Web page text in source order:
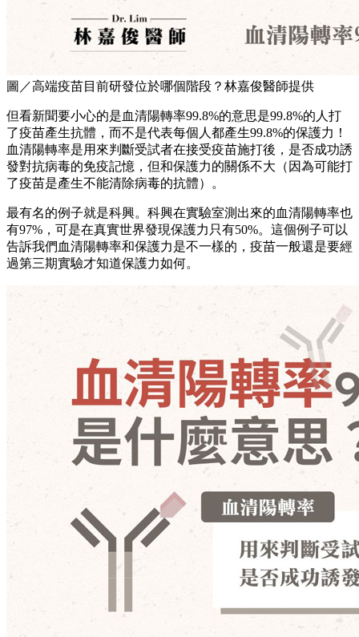
圖／高端疫苗目前研發位於哪個階段？林嘉俊醫師提供
但看新聞要小心的是血清陽轉率99.8%的意思是99.8%的人打
了疫苗產生抗體，而不是代表每個人都產生99.8%的保護力！
血清陽轉率是用來判斷受試者在接受疫苗施打後，是否成功誘
發對抗病毒的免疫記憶，但和保護力的關係不大（因為可能打
了疫苗是產生不能清除病毒的抗體）。
最有名的例子就是科興。科興在實驗室測出來的血清陽轉率也
有97%，可是在真實世界發現保護力只有50%。這個例子可以
告訴我們血清陽轉率和保護力是不一樣的，疫苗一般還是要經
過第三期實驗才知道保護力如何。